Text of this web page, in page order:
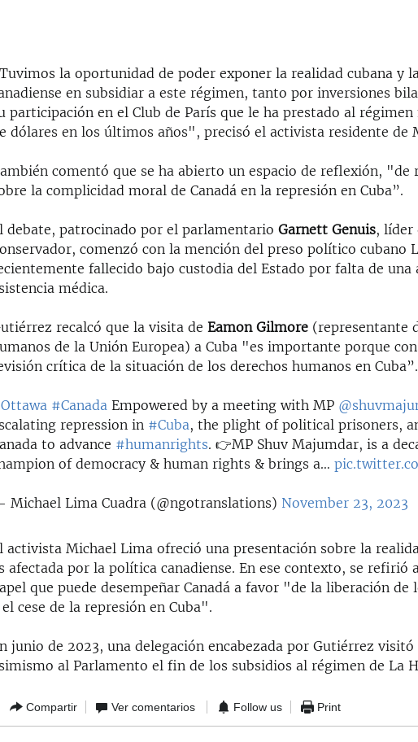
la oportunidad de poder exponer la realidad cubana y
en subsidiar a este régimen, tanto por inversiones
participación en el Club de París que le ha prestado al
dólares en los últimos años", precisó el activista residente de
comentó que se ha abierto un espacio de reflexión, "de
la complicidad moral de Canadá en la represión en Cuba”.
debate, patrocinado por el parlamentarioGarnett Genuis, líder
comenzó con la mención del preso político cubano
fallecido bajo custodia del Estado por falta de una
médica.
recalcó que la visita deEamon Gilmore (representante
de la Unión Europea) a Cuba "es importante porque
crítica de la situación de los derechos humanos en Cuba”.
#Canada Empowered by a meeting with MP
repression in #Cuba, the plight of political prisoners,
to advance #humanrights. 👉MP Shuv Majumdar, is a
of democracy & human rights & brings a…
Michael Lima Cuadra (@ngotranslations) November 23, 2023
activista Michael Lima ofreció una presentación sobre la
afectada por la política canadiense. En ese contexto, se refirió
que puede desempeñar Canadá a favor "de la liberación de
cese de la represión en Cuba".
junio de 2023, una delegación encabezada por Gutiérrez visitó
al Parlamento el fin de los subsidios al régimen de La
Compartir Ver comentarios Follow us Print